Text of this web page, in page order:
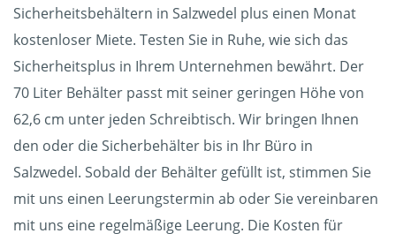
Sicherheitsbehältern in Salzwedel plus einen Monat
kostenloser Miete. Testen Sie in Ruhe, wie sich das
Sicherheitsplus in Ihrem Unternehmen bewährt. Der
70 Liter Behälter passt mit seiner geringen Höhe von
62,6 cm unter jeden Schreibtisch. Wir bringen Ihnen
den oder die Sicherbehälter bis in Ihr Büro in
Salzwedel. Sobald der Behälter gefüllt ist, stimmen Sie
mit uns einen Leerungstermin ab oder Sie vereinbaren
mit uns eine regelmäßige Leerung. Die Kosten für